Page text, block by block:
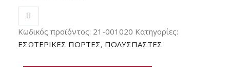
Κωδικός προϊόντος: 21-001020 Κατηγορίες:
ΕΣΩΤΕΡΙΚΕΣ ΠΟΡΤΕΣ, ΠΟΛΥΣΠΑΣΤΕΣ